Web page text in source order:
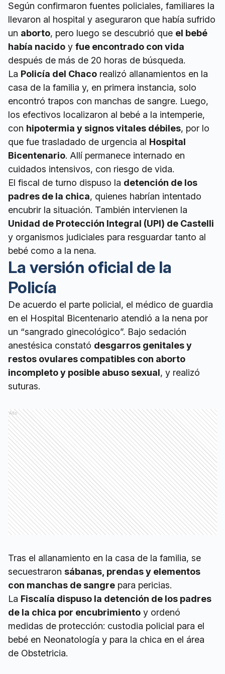
Según confirmaron fuentes policiales, familiares la
llevaron al hospital y aseguraron que había sufrido
un aborto, pero luego se descubrió que el bebé
había nacido y fue encontrado con vida
después de más de 20 horas de búsqueda.
La Policía del Chaco realizó allanamientos en la
casa de la familia y, en primera instancia, solo
encontró trapos con manchas de sangre. Luego,
los efectivos localizaron al bebé a la intemperie,
con hipotermia y signos vitales débiles, por lo
que fue trasladado de urgencia al Hospital
Bicentenario. Allí permanece internado en
cuidados intensivos, con riesgo de vida.
El fiscal de turno dispuso la detención de los
padres de la chica, quienes habrían intentado
encubrir la situación. También intervienen la
Unidad de Protección Integral (UPI) de Castelli
y organismos judiciales para resguardar tanto al
bebé como a la nena.
La versión oficial de la
Policía
De acuerdo el parte policial, el médico de guardia
en el Hospital Bicentenario atendió a la nena por
un “sangrado ginecológico”. Bajo sedación
anestésica constató desgarros genitales y
restos ovulares compatibles con aborto
incompleto y posible abuso sexual, y realizó
suturas.
Ads
Tras el allanamiento en la casa de la familia, se
secuestraron sábanas, prendas y elementos
con manchas de sangre para pericias.
La Fiscalía dispuso la detención de los padres
de la chica por encubrimiento y ordenó
medidas de protección: custodia policial para el
bebé en Neonatología y para la chica en el área
de Obstetricia.